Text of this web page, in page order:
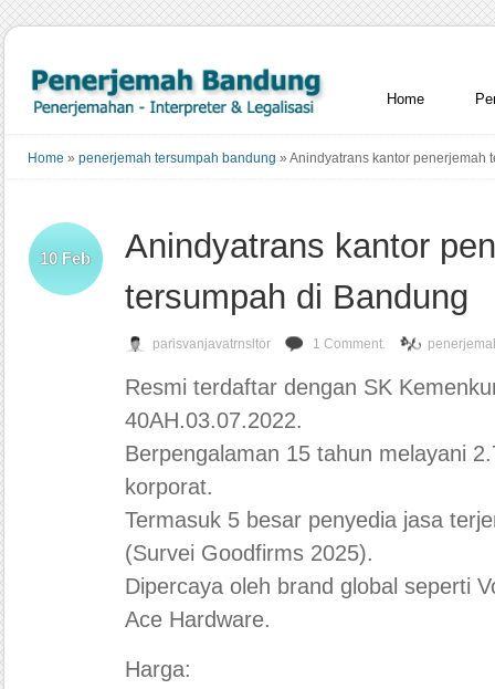
Home
Home » penerjemah tersumpah bandung » Anindyatrans kantor penerjemah
Anindyatrans kantor
tersumpah di Bandung
10 Feb
parisvanjavatrnsltor 1 Comment.
Resmi terdaftar dengan SK
40AH.03.07.2022.
Berpengalaman 15 tahun melayani
korporat.
Termasuk 5 besar penyedia jasa
(Survei Goodfirms 2025).
Dipercaya oleh brand global seperti
Ace Hardware.
Harga: